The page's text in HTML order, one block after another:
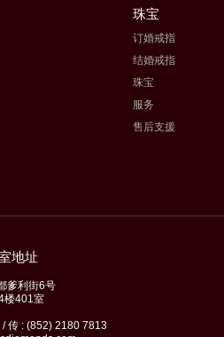
珠宝
订婚戒指
结婚戒指
珠宝
服务
售后支援
地址
爹利街6号
楼401室
传 : (852) 2180 7813